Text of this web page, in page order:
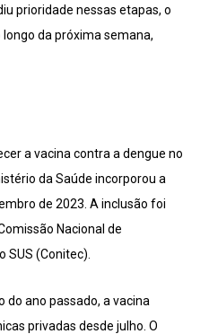
prioridade nessas etapas, o
da próxima semana,
a vacina contra a dengue no
da Saúde incorporou a
de 2023. A inclusão foi
Nacional de
SUS (Conitec).
do ano passado, a vacina
privadas desde julho. O